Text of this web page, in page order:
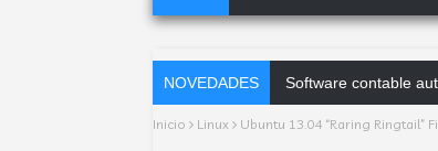
NOVEDADES AccionGl
Inicio Linux Ubuntu 13.04 “Raring Ringtail”